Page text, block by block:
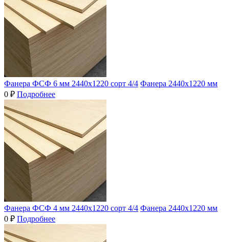
Фанера ФСФ 6 мм 2440х1220 сорт 4/4 Фанера 2440х1220 мм
0 ₽ Подробнее
Фанера ФСФ 4 мм 2440х1220 сорт 4/4 Фанера 2440х1220 мм
0 ₽ Подробнее